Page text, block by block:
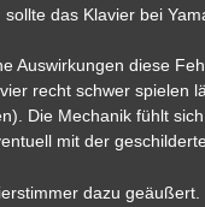
das Klavier bei
Auswirkungen diese
recht schwer spielen
Die Mechanik fühlt
mit der
dazu geäußert.